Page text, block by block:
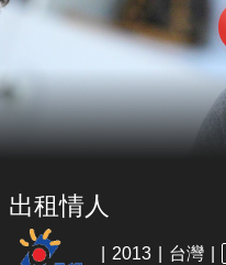
出租情人
2013 台灣